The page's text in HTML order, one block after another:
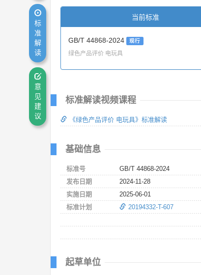
当前标准
GB/T 44868-2024 现行
绿色产品评价 电玩具
标准解读视频课程
《绿色产品评价 电玩具》标准解读
基础信息
标准号
GB/T 44868-2024
发布日期
2024-11-28
实施日期
2025-06-01
标准计划
20194332-T-607
起草单位
标
准
解
读
意
见
建
议